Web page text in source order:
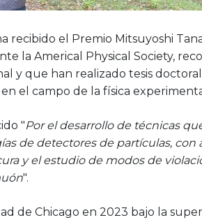
recibido el Premio Mitsuyoshi
la Americal Physical Society,
y que han realizado tesis
el campo de la física
"Por el desarrollo de técnicas
de detectores de partículas, con
y el estudio de modos de
".
de Chicago en 2023 bajo la